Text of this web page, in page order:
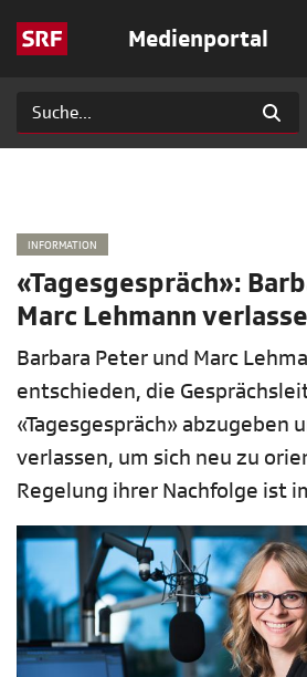
Medienportal
INFORMATION
«Tagesgespräch»:
Marc Lehmann
Barbara Peter und Marc
entschieden, die
«Tagesgespräch» abzugeben
verlassen, um sich neu zu
Regelung ihrer Nachfolge ist